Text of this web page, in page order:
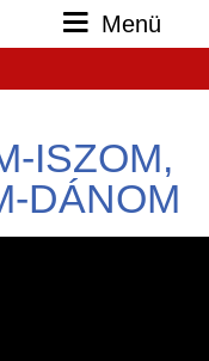
Menü
ISZOM,
DÁNOM